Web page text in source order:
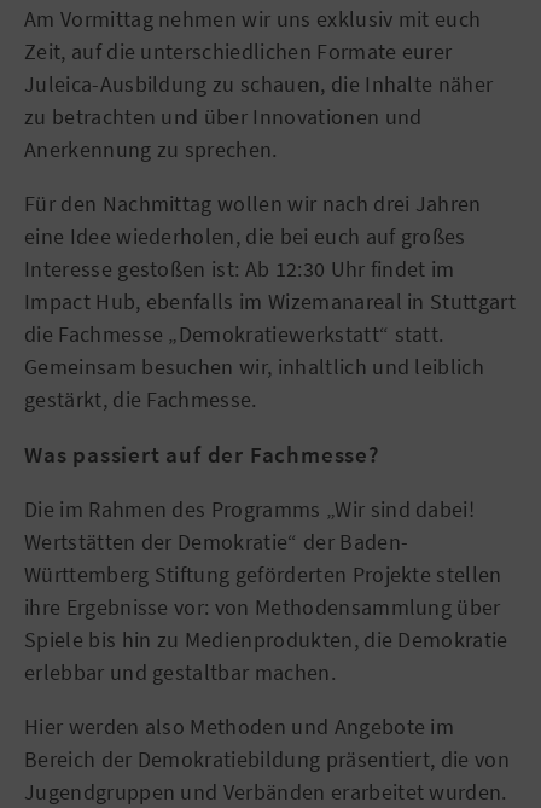
Am Vormittag nehmen wir uns exklusiv mit euch
Zeit, auf die unterschiedlichen Formate eurer
Juleica-Ausbildung zu schauen, die Inhalte näher
zu betrachten und über Innovationen und
Anerkennung zu sprechen.
Für den Nachmittag wollen wir nach drei Jahren
eine Idee wiederholen, die bei euch auf großes
Interesse gestoßen ist: Ab 12:30 Uhr findet im
Impact Hub, ebenfalls im Wizemanareal in Stuttgart
die Fachmesse „Demokratiewerkstatt“ statt.
Gemeinsam besuchen wir, inhaltlich und leiblich
gestärkt, die Fachmesse.
Was passiert auf der Fachmesse?
Die im Rahmen des Programms „Wir sind dabei!
Wertstätten der Demokratie“ der Baden-
Württemberg Stiftung geförderten Projekte stellen
ihre Ergebnisse vor: von Methodensammlung über
Spiele bis hin zu Medienprodukten, die Demokratie
erlebbar und gestaltbar machen.
Hier werden also Methoden und Angebote im
Bereich der Demokratiebildung präsentiert, die von
Jugendgruppen und Verbänden erarbeitet wurden.